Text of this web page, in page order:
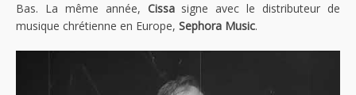
Bas. La même année, Cissasigne avec le distributeur de
musique chrétienne en Europe, Sephora Music.